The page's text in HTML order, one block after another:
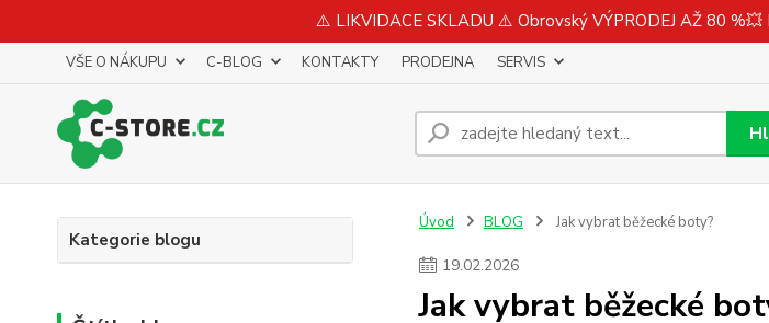
⚠️ LIKVIDACE SKLADU ⚠️ Obrovský VÝPRODEJ AŽ 80
VŠE O NÁKUPU C-BLOG KONTAKTY PRODEJNA SERVIS
Kategorie blogu
Úvod BLOG Jak vybrat běžecké boty?
19.02.2026
Jak vybrat běžecké